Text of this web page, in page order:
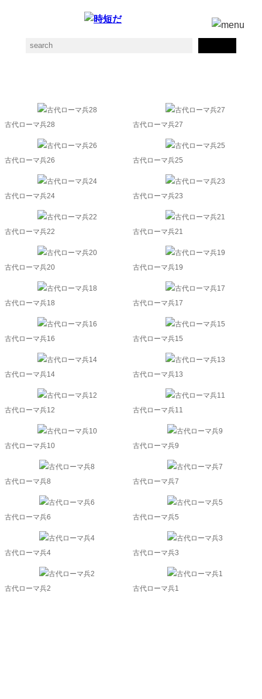
古代ローマ兵28 古代ローマ兵27
古代ローマ兵26 古代ローマ兵25
古代ローマ兵24 古代ローマ兵23
古代ローマ兵22 古代ローマ兵21
古代ローマ兵20 古代ローマ兵19
古代ローマ兵18 古代ローマ兵17
古代ローマ兵16 古代ローマ兵15
古代ローマ兵14 古代ローマ兵13
古代ローマ兵12 古代ローマ兵11
古代ローマ兵10 古代ローマ兵9
古代ローマ兵8 古代ローマ兵7
古代ローマ兵6 古代ローマ兵5
古代ローマ兵4 古代ローマ兵3
古代ローマ兵2 古代ローマ兵1